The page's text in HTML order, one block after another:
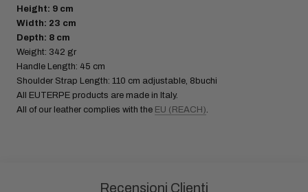
Height: 9 cm
Width: 23 cm
Depth: 8 cm
Weight: 342 gr
Handle Length: 45 cm
Shoulder Strap Length: 110 cm adjustable, 8buchi
All EUTERPE products are made in Italy.
All of our leather complies with the EU (REACH).
Recensioni Clienti